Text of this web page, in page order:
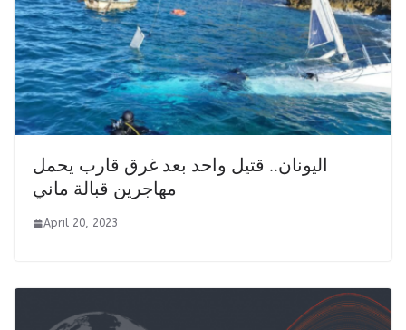
اليونان.. قتيل واحد بعد غرق قارب يحمل
مهاجرين قبالة ماني
April 20, 2023